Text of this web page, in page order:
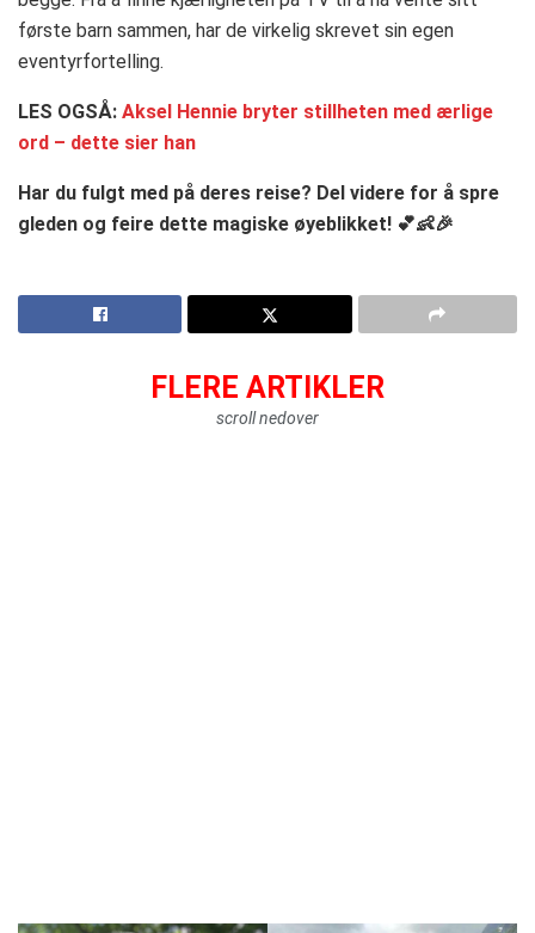
første barn sammen, har de virkelig skrevet sin egen
eventyrfortelling.
LES OGSÅ: Aksel Hennie bryter stillheten med ærlige
ord – dette sier han
Har du fulgt med på deres reise? Del videre for å spre
gleden og feire dette magiske øyeblikket! 💕👶🎉
FLERE ARTIKLER
scroll nedover